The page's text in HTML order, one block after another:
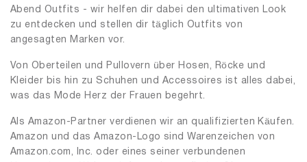
Abend Outfits - wir helfen dir dabei den ultimativen Look
zu entdecken und stellen dir täglich Outfits von
angesagten Marken vor.
Von Oberteilen und Pullovern über Hosen, Röcke und
Kleider bis hin zu Schuhen und Accessoires ist alles dabei,
was das Mode Herz der Frauen begehrt.
Als Amazon-Partner verdienen wir an qualifizierten Käufen.
Amazon und das Amazon-Logo sind Warenzeichen von
Amazon.com, Inc. oder eines seiner verbundenen